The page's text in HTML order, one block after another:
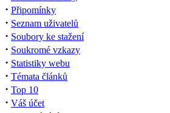
· Připomínky
· Seznam uživatelů
· Soubory ke stažení
· Soukromé vzkazy
· Statistiky webu
· Témata článků
· Top 10
· Váš účet